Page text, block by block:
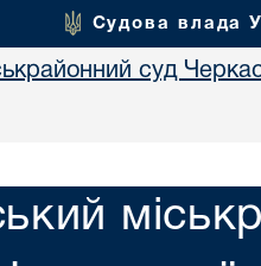
Судова влада
суд